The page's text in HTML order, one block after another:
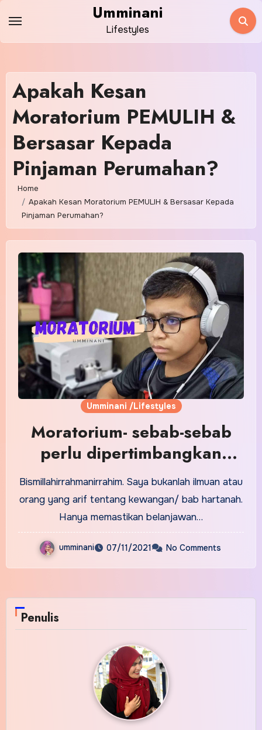
content
Umminani
Lifestyles
Apakah Kesan
Moratorium PEMULIH &
Bersasar Kepada
Pinjaman Perumahan?
Home
Apakah Kesan Moratorium PEMULIH & Bersasar Kepada
Pinjaman Perumahan?
Umminani /Lifestyles
Moratorium- sebab-sebab
perlu dipertimbangkan
untuk ambil.
Bismillahirrahmanirrahim. Saya bukanlah ilmuan atau
orang yang arif tentang kewangan/ bab hartanah.
Hanya memastikan belanjawan…
umminani 07/11/2021 No Comments
Penulis